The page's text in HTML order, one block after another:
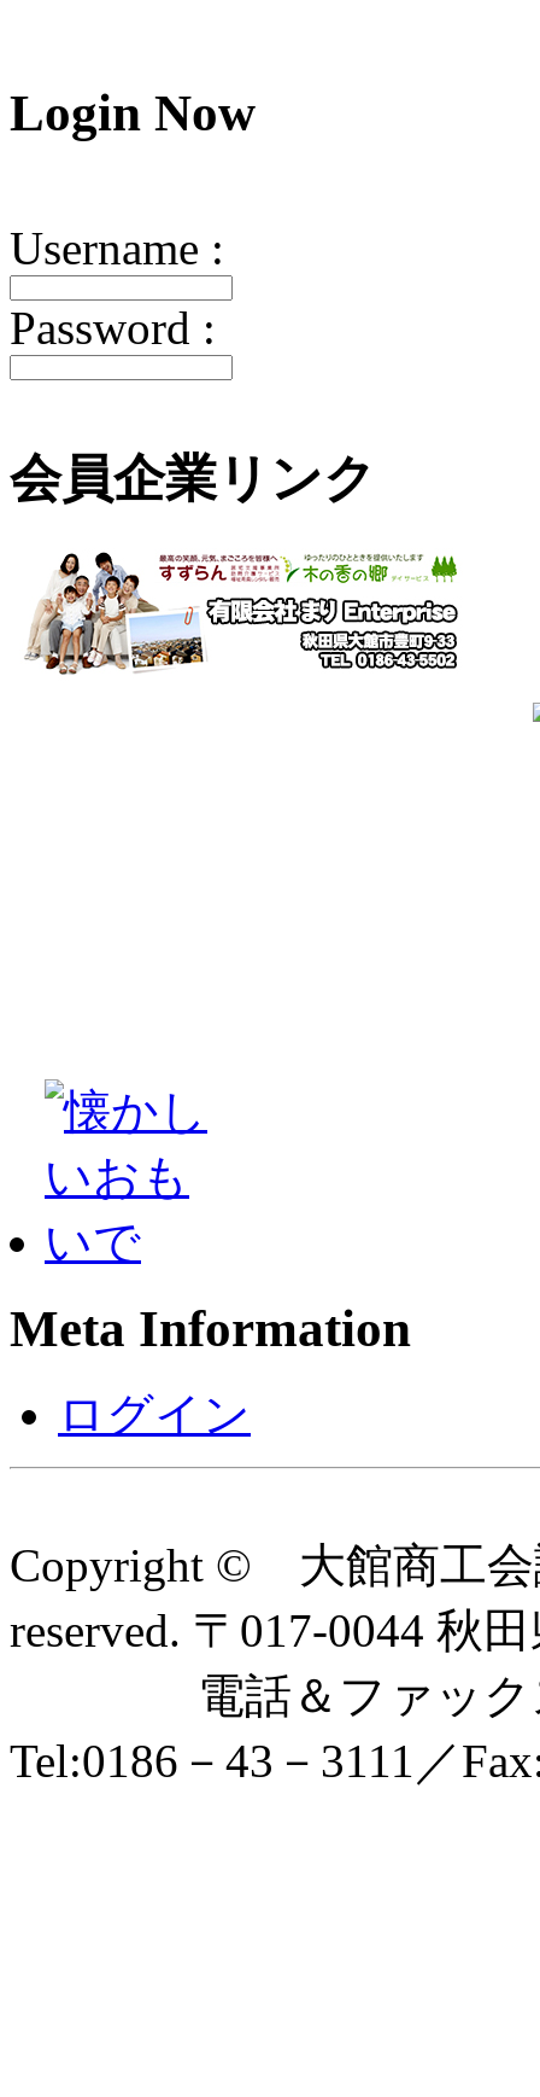
Login Now
Username :
Password :
会員企業リンク
Meta Information
ログイン
Copyright © 大館商工
reserved. 〒017-0044
電話＆ファック
Tel:0186－43－3111／